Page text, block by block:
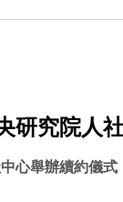
研究院人
心舉辦續約儀式